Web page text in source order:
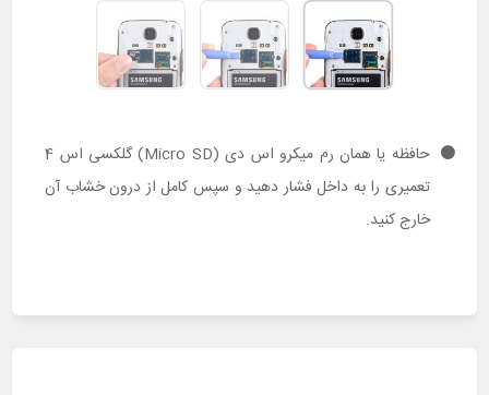
حافظه یا همان رم میکرو اس دی (Micro SD) گلکسی اس 4
تعمیری را به داخل فشار دهید و سپس کامل از درون خشاب آن
خارج کنید.